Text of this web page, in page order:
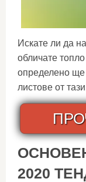
Искате ли да
обличате
определено
листове от
2020